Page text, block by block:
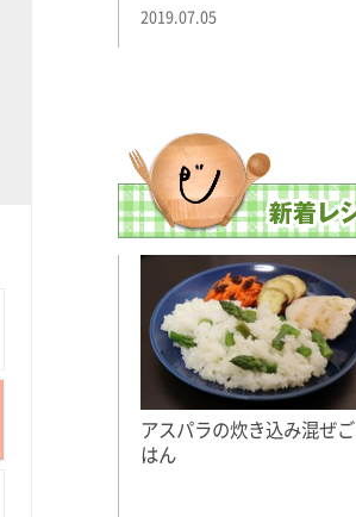
2019.07.05
アスパラの炊き込み混ぜご
はん